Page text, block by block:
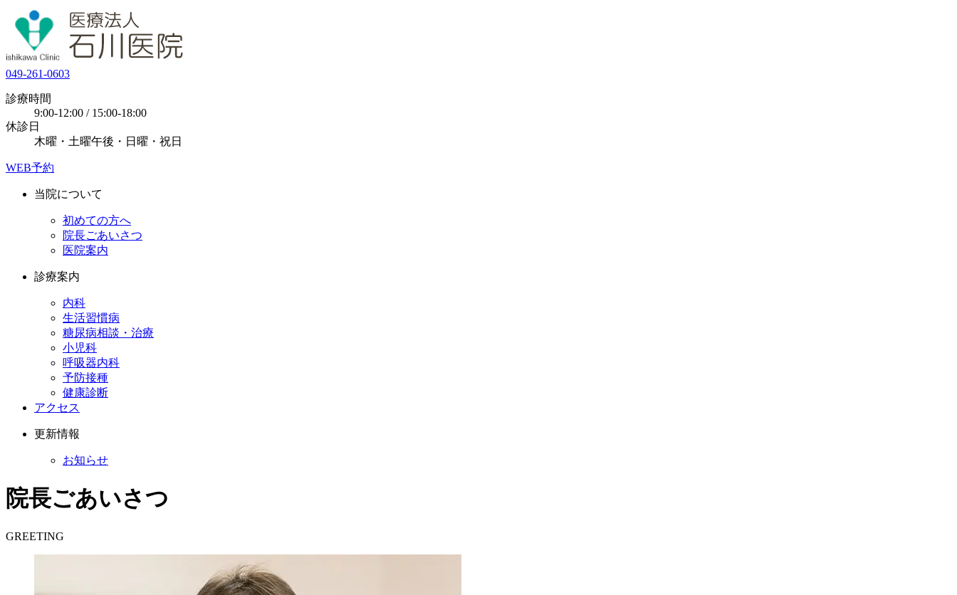
049-261-0603
診療時間
9:00-12:00 / 15:00-18:00
休診日
木曜・土曜午後・日曜・祝日
WEB予約
当院について
初めての方へ
院長ごあいさつ
医院案内
診療案内
内科
生活習慣病
糖尿病相談・治療
小児科
呼吸器内科
予防接種
健康診断
アクセス
更新情報
お知らせ
院長ごあいさつ
GREETING